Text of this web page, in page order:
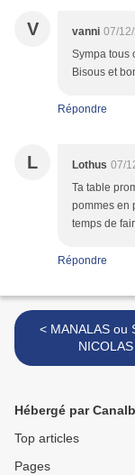
V vanni 07/
Sympa tous
Bisous et
Répondre
L Lothus 07/
Ta table
pommes en
temps de
Répondre
< MANALAS ou SAINT-
NICOLAS
Hébergé par
Top articles
Pages